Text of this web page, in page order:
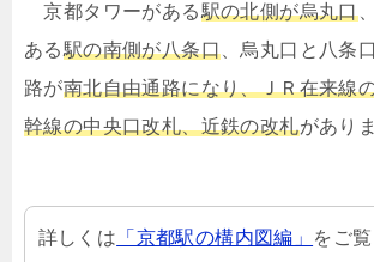
京都タワーがある駅の北側が烏丸口
ある駅の南側が八条口、烏丸口と八条
路が南北自由通路になり、ＪＲ在来線
幹線の中央口改札、近鉄の改札があり
詳しくは 「京都駅の構内図編」
をご